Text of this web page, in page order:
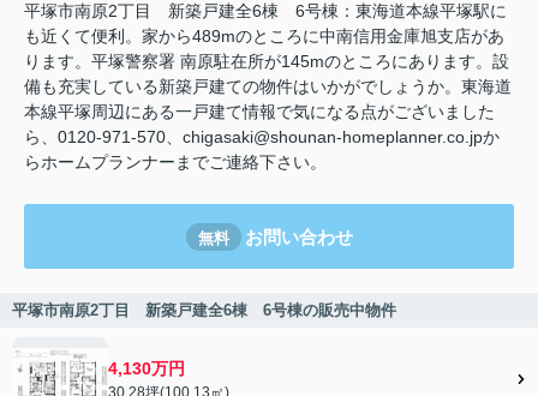
平塚市南原2丁目 新築戸建全6棟 6号棟：東海道本線平塚駅に
も近くて便利。家から489mのところに中南信用金庫旭支店があ
ります。平塚警察署 南原駐在所が145mのところにあります。設
備も充実している新築戸建ての物件はいかがでしょうか。東海道
本線平塚周辺にある一戸建て情報で気になる点がございました
ら、0120-971-570、chigasaki@shounan-homeplanner.co.jpか
らホームプランナーまでご連絡下さい。
無料 お問い合わせ
平塚市南原2丁目 新築戸建全6棟 6号棟の販売中物件
4,130万円
30.28坪(100.13㎡)